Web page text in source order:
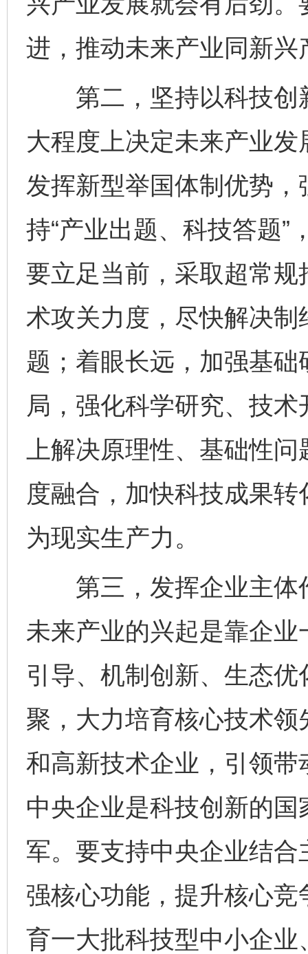
进，推动未来产业同新
第二，坚持以科技创
大程度上决定未来产业
发挥新型举国体制优势
持“产业出题、科技答题”
要立足当前，采取超常
术攻关力度，尽快解决制
题；着眼长远，加强基
局，强化科学研究、技
上解决原理性、基础性
度融合，加快科技成果
为现实生产力。
第三，发挥企业主体
未来产业的兴起是靠企
引导、机制创新、生态
聚，大力培育核心技术
和高新技术企业，引领
中央企业是科技创新的
军。要支持中央企业结
强核心功能，提升核心
育一大批科技型中小企